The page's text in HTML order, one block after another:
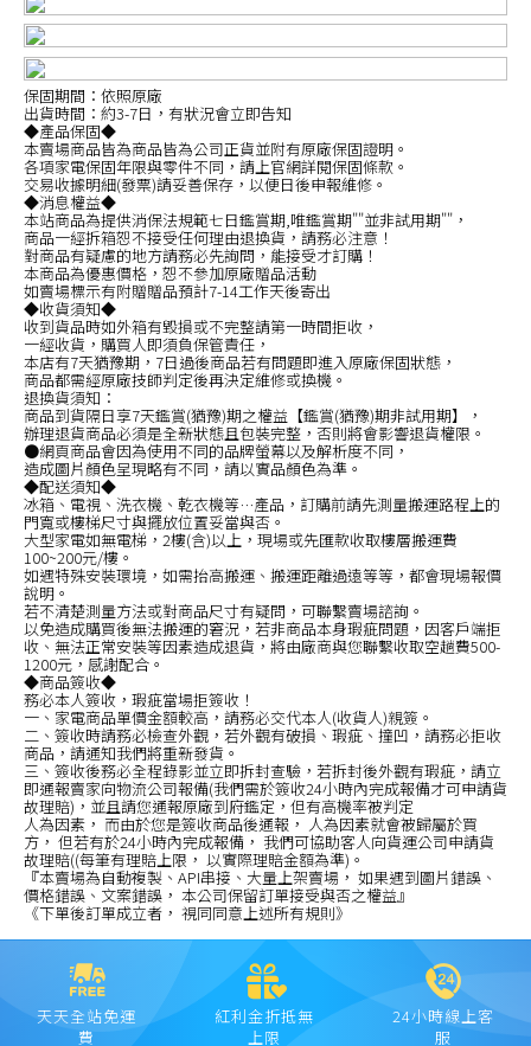
保固期間：依照原廠
出貨時間：約3-7日，有狀況會立即告知
◆產品保固◆
本賣場商品皆為商品皆為公司正貨並附有原廠保固證明。
各項家電保固年限與零件不同，請上官網詳閱保固條款。
交易收據明細(發票)請妥善保存，以便日後申報維修。
◆消息權益◆
本站商品為提供消保法規範七日鑑賞期,唯鑑賞期""並非試用期""，
商品一經拆箱恕不接受任何理由退換貨，請務必注意！
對商品有疑慮的地方請務必先詢問，能接受才訂購！
本商品為優惠價格，恕不參加原廠贈品活動
如賣場標示有附贈贈品預計7-14工作天後寄出
◆收貨須知◆
收到貨品時如外箱有毀損或不完整請第一時間拒收，
一經收貨，購買人即須負保管責任，
本店有7天猶豫期，7日過後商品若有問題即進入原廠保固狀態，
商品都需經原廠技師判定後再決定維修或換機。
退換貨須知：
商品到貨隔日享7天鑑賞(猶豫)期之權益【鑑賞(猶豫)期非試用期】，
辦理退貨商品必須是全新狀態且包裝完整，否則將會影響退貨權限。
●網頁商品會因為使用不同的品牌螢幕以及解析度不同，
造成圖片顏色呈現略有不同，請以實品顏色為準。
◆配送須知◆
冰箱、電視、洗衣機、乾衣機等…產品，訂購前請先測量搬運路程上的
門寬或樓梯尺寸與擺放位置妥當與否。
大型家電如無電梯，2樓(含)以上，現場或先匯款收取樓層搬運費
100~200元/樓。
如遇特殊安裝環境，如需抬高搬運、搬運距離過遠等等，都會現場報價
說明。
若不清楚測量方法或對商品尺寸有疑問，可聯繫賣場諮詢。
以免造成購買後無法搬運的窘況，若非商品本身瑕疵問題，因客戶端拒
收、無法正常安裝等因素造成退貨，將由廠商與您聯繫收取空趟費500-
1200元，感謝配合。
◆商品簽收◆
務必本人簽收，瑕疵當場拒簽收！
一、家電商品單價金額較高，請務必交代本人(收貨人)親簽。
二、簽收時請務必檢查外觀，若外觀有破損、瑕疵、撞凹，請務必拒收
商品，請通知我們將重新發貨。
三、簽收後務必全程錄影並立即拆封查驗，若拆封後外觀有瑕疵，請立
即通報賣家向物流公司報備(我們需於簽收24小時內完成報備才可申請貨
故理賠)，並且請您通報原廠到府鑑定，但有高機率被判定
人為因素， 而由於您是簽收商品後通報， 人為因素就會被歸屬於買
方， 但若有於24小時內完成報備， 我們可協助客人向貨運公司申請貨
故理賠((每筆有理賠上限， 以實際理賠金額為準)。
『本賣場為自動複製、API串接、大量上架賣場， 如果遇到圖片錯誤、
價格錯誤、文案錯誤， 本公司保留訂單接受與否之權益』
《下單後訂單成立者， 視同同意上述所有規則》
天天全站免運
費
紅利金折抵無
上限
24小時線上客
服